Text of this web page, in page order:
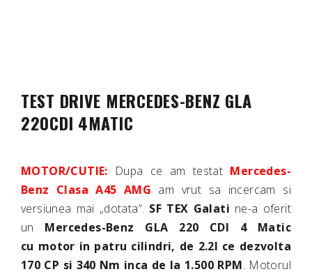
TEST DRIVE MERCEDES-BENZ GLA
220CDI 4MATIC
MOTOR/CUTIE: Dupa ce am testat Mercedes-
Benz Clasa A45 AMG am vrut sa incercam si
versiunea mai „dotata”. SF TEX Galati ne-a oferit
un Mercedes-Benz GLA 220 CDI 4 Matic
cu motor in patru cilindri, de 2.2l ce dezvolta
170 CP si 340 Nm inca de la 1.500 RPM. Motorul